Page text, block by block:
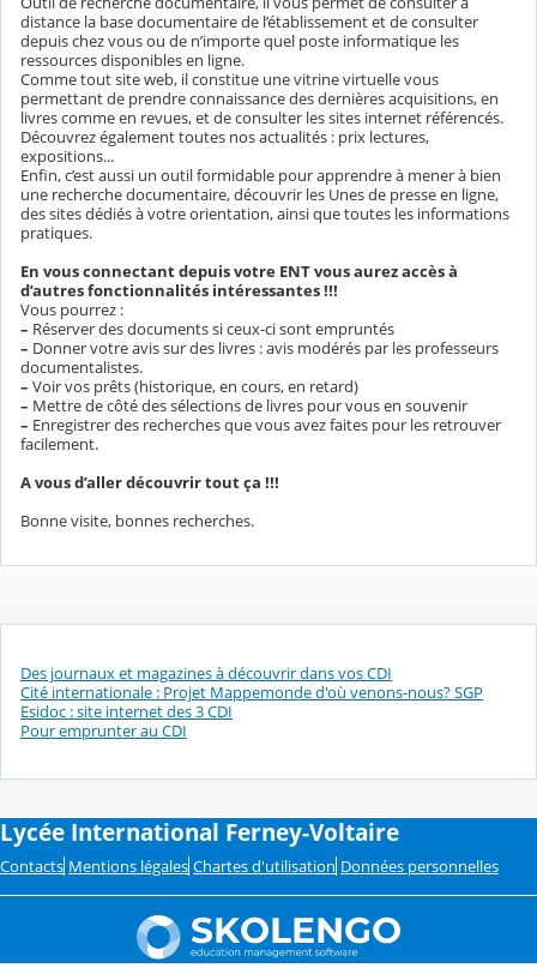
distance la base documentaire de l’établissement et de consulter
depuis chez vous ou de n’importe quel poste informatique les
ressources disponibles en ligne.
Comme tout site web, il constitue une vitrine virtuelle vous
permettant de prendre connaissance des dernières acquisitions, en
livres comme en revues, et de consulter les sites internet référencés.
Découvrez également toutes nos actualités : prix lectures,
expositions...
Enfin, c’est aussi un outil formidable pour apprendre à mener à bien
une recherche documentaire, découvrir les Unes de presse en ligne,
des sites dédiés à votre orientation, ainsi que toutes les informations
pratiques.
En vous connectant depuis votre ENT vous aurez accès à
d’autres fonctionnalités intéressantes !!!
Vous pourrez :
– Réserver des documents si ceux-ci sont empruntés
– Donner votre avis sur des livres : avis modérés par les professeurs
documentalistes.
– Voir vos prêts (historique, en cours, en retard)
– Mettre de côté des sélections de livres pour vous en souvenir
– Enregistrer des recherches que vous avez faites pour les retrouver
facilement.
A vous d’aller découvrir tout ça !!!
Bonne visite, bonnes recherches.
Des journaux et magazines à découvrir dans vos CDI
Cité internationale : Projet Mappemonde d'où venons-nous? SGP
Esidoc : site internet des 3 CDI
Pour emprunter au CDI
Lycée International Ferney-Voltaire
Contacts Mentions légales Chartes d'utilisation Données personnelles